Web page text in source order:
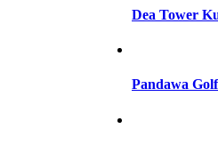
Dea Tower
Pandawa